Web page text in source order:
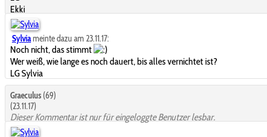
Ekki
Sylviameinte dazu am 23.11.17:
Noch nicht, das stimmt
Wer weiß, wie lange es noch dauert, bis alles vernichtet ist?
LG Sylvia
Graeculus (69)
(23.11.17)
Dieser Kommentar ist nur für eingeloggte Benutzer lesbar.